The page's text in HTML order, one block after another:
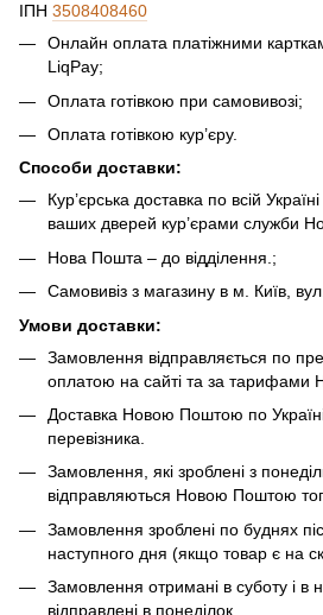
ІПН 3508408460
Онлайн оплата платіжними
LiqPay;
Оплата готівкою при самовивозі;
Оплата готівкою кур’єру.
Способи доставки:
Кур’єрська доставка по всій
ваших дверей кур’єрами служби
Нова Пошта – до відділення.;
Самовивіз з магазину в м. Київ,
Умови доставки:
Замовлення відправляється по
оплатою на сайті та за тарифами
Доставка Новою Поштою по
перевізника.
Замовлення, які зроблені з
відправляються Новою Поштою
Замовлення зроблені по буднях
наступного дня (якщо товар є на
Замовлення отримані в суботу і в
відправлені в понеділок.